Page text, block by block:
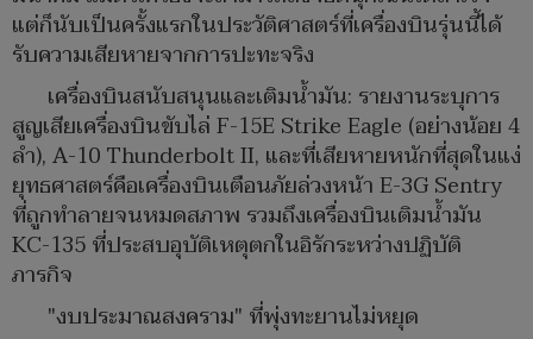
แต่ก็นับเป็นครั้งแรกในประวัติศาสตร์ที่เครื่องบินรุ่นนี้ได้
รับความเสียหายจากการปะทะจริง
เครื่องบินสนับสนุนและเติมน้ำมัน: รายงานระบุการ
สูญเสียเครื่องบินขับไล่ F-15E Strike Eagle (อย่างน้อย 4
ลำ), A-10 Thunderbolt II, และที่เสียหายหนักที่สุดในแง่
ยุทธศาสตร์คือเครื่องบินเตือนภัยล่วงหน้า E-3G Sentry
ที่ถูกทำลายจนหมดสภาพ รวมถึงเครื่องบินเติมน้ำมัน
KC-135 ที่ประสบอุบัติเหตุตกในอิรักระหว่างปฏิบัติ
ภารกิจ
"งบประมาณสงคราม" ที่พุ่งทะยานไม่หยุด